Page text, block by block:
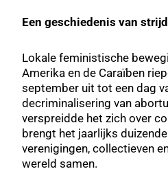
Een geschiedenis van
Lokale feministische
Amerika en de Caraïben
september uit tot een dag
decriminalisering van
verspreidde het zich over
brengt het jaarlijks
verenigingen, collectieven
wereld samen.